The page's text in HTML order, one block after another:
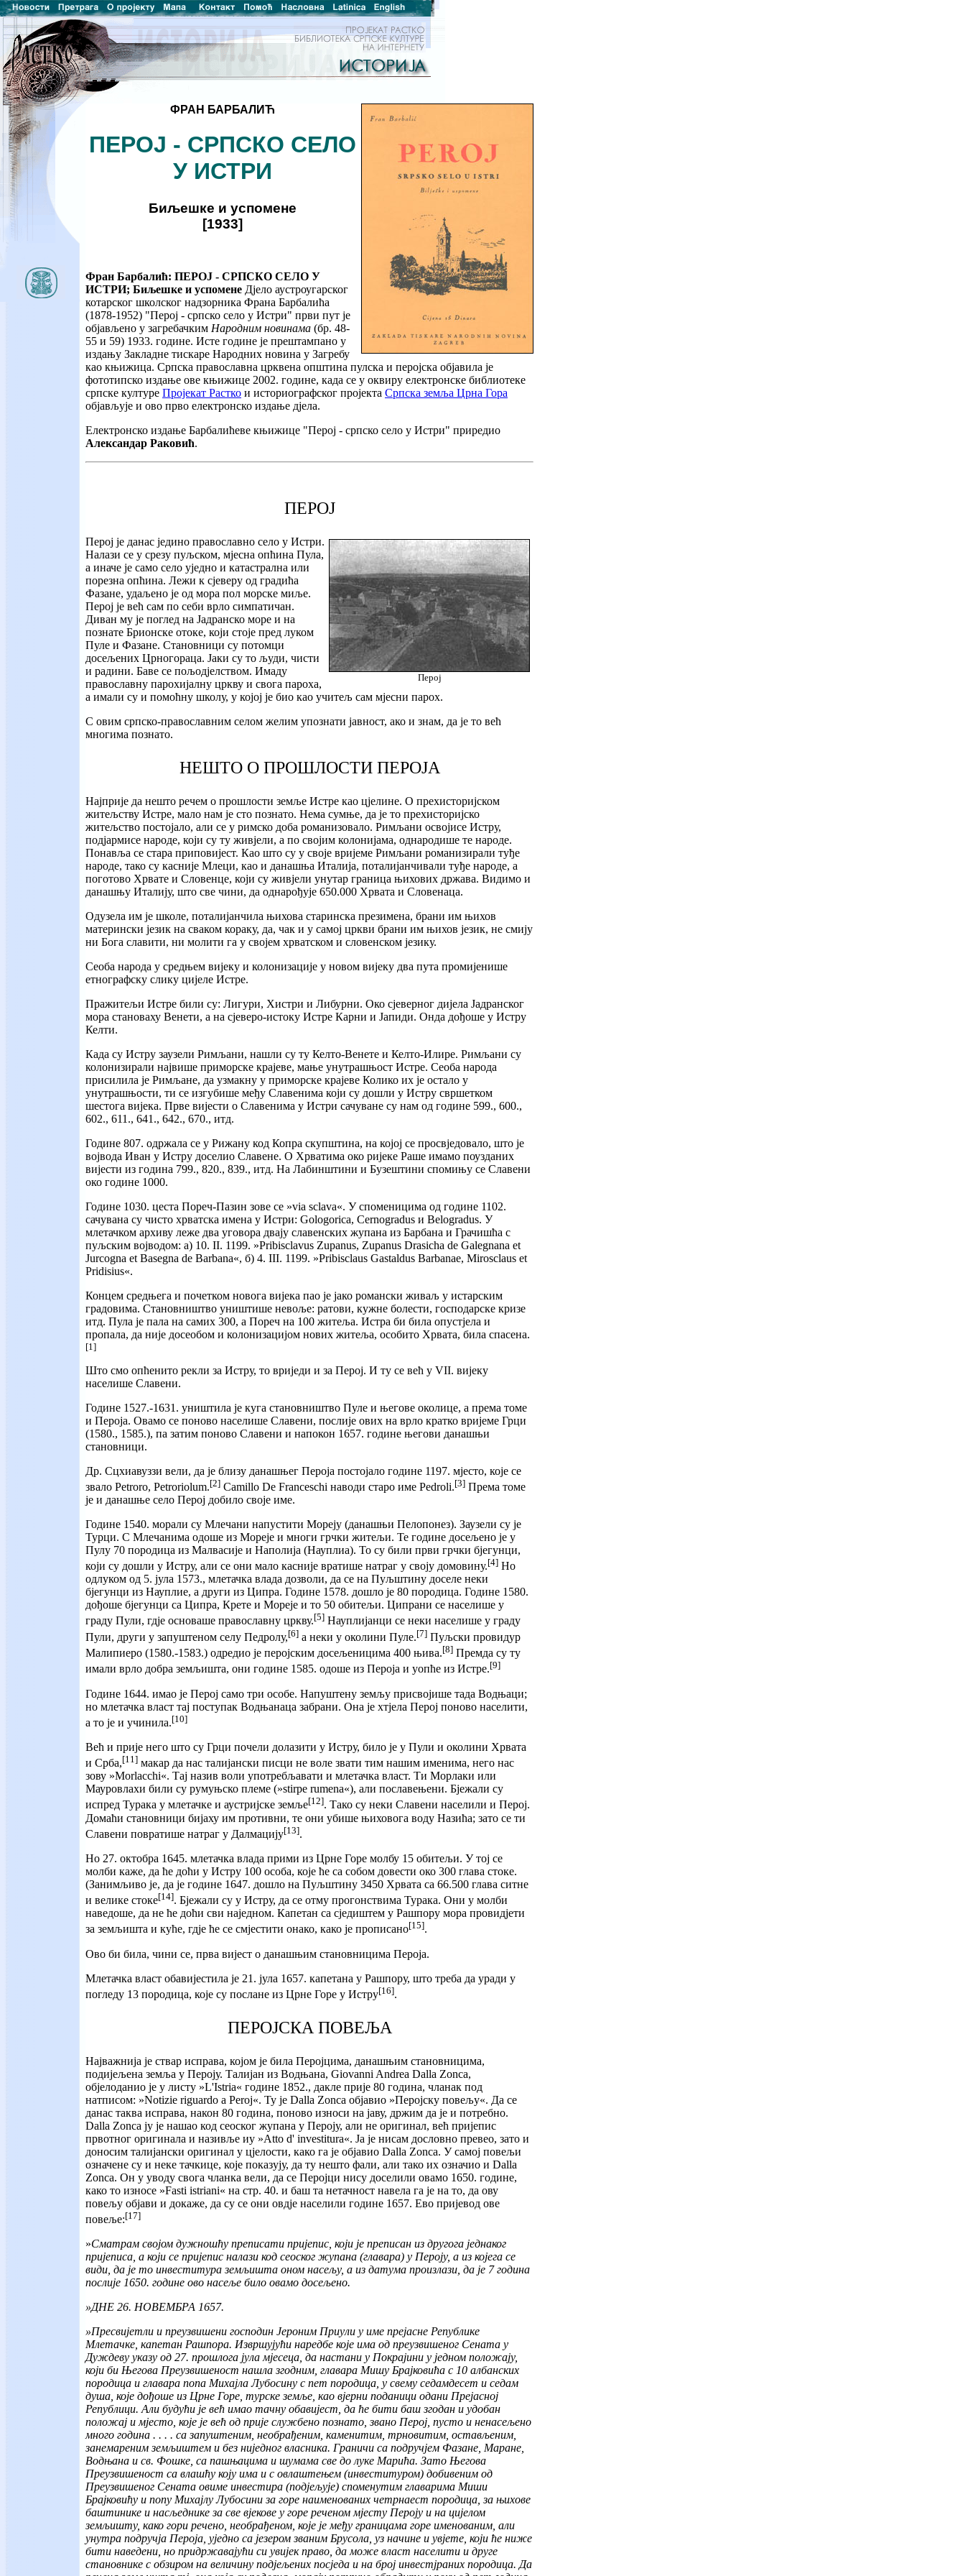
ФРАН БАРБАЛИЋ
ПЕРОЈ - СРПСКО СЕЛО
У ИСТРИ
Биљешке и успомене
[1933]
Фран Барбалић: ПЕРОЈ - СРПСКО СЕЛО У
ИСТРИ; Биљешке и успомене Дјело аустроугарског
котарског школског надзорника Франа Барбалића
(1878-1952) "Перој - српско село у Истри" први пут је
објављено у загребачким Народним новинама (бр. 48-
55 и 59) 1933. године. Исте године је прештампано у
издању Закладне тискаре Народних новина у Загребу
као књижица. Српска православна црквена општина пулска и перојска објавила је
фототипско издање ове књижице 2002. године, када се у оквиру електронске библиотеке
српске културе Пројекат Растко и историографског пројекта Српска земља Црна Гора
објављује и ово прво електронско издање дјела.
Електронско издање Барбалићеве књижице "Перој - српско село у Истри" приредио
Александар Раковић.
ПЕРОЈ
Перој
Перој је данас једино православно село у Истри.
Налази се у срезу пуљском, мјесна опћина Пула,
а иначе је само село уједно и катастрална или
порезна опћина. Лежи к сјеверу од градића
Фазане, удаљено је од мора пол морске миље.
Перој је већ сам по себи врло симпатичан.
Диван му је поглед на Јадранско море и на
познате Брионске отоке, који стоје пред луком
Пуле и Фазане. Становници су потомци
досељених Црногораца. Јаки су то људи, чисти
и радини. Баве се пољодјелством. Имаду
православну парохијалну цркву и свога пароха,
а имали су и помоћну школу, у којој је био као учитељ сам мјесни парох.
С овим српско-православним селом желим упознати јавност, ако и знам, да је то већ
многима познато.
НЕШТО О ПРОШЛОСТИ ПЕРОЈА
Најприје да нешто речем о прошлости земље Истре као цјелине. О прехисторијском
житељству Истре, мало нам је сто познато. Нема сумње, да је то прехисторијско
житељство постојало, али се у римско доба романизовало. Римљани освојисе Истру,
подјармисе народе, који су ту живјели, а по својим колонијама, однародише те народе.
Понавља се стара приповијест. Као што су у своје вријеме Римљани романизирали туђе
народе, тако су касније Млеци, као и данашња Италија, поталијанчивали туђе народе, а
поготово Хрвате и Словенце, који су живјели унутар граница њихових држава. Видимо и
данашњу Италију, што све чини, да однарођује 650.000 Хрвата и Словенаца.
Одузела им је школе, поталијанчила њихова старинска презимена, брани им њихов
матерински језик на сваком кораку, да, чак и у самој цркви брани им њихов језик, не смију
ни Бога славити, ни молити га у својем хрватском и словенском језику.
Сеоба народа у средњем вијеку и колонизације у новом вијеку два пута промијенише
етнографску слику цијеле Истре.
Пражитељи Истре били су: Лигури, Хистри и Либурни. Око сјеверног дијела Јадранског
мора становаху Венети, а на сјеверо-истоку Истре Карни и Јапиди. Онда дођоше у Истру
Келти.
Када су Истру заузели Римљани, нашли су ту Келто-Венете и Келто-Илире. Римљани су
колонизирали највише приморске крајеве, мање унутрашњост Истре. Сеоба народа
присилила је Римљане, да узмакну у приморске крајеве Колико их је остало у
унутрашњости, ти се изгубише међу Славенима који су дошли у Истру свршетком
шестога вијека. Прве вијести о Славенима у Истри сачуване су нам од године 599., 600.,
602., 611., 641., 642., 670., итд.
Године 807. одржала се у Рижану код Копра скупштина, на којој се просвједовало, што је
војвода Иван у Истру доселио Славене. О Хрватима око ријеке Раше имамо поузданих
вијести из година 799., 820., 839., итд. На Лабинштини и Бузештини спомињу се Славени
око године 1000.
Године 1030. цеста Пореч-Пазин зове се »via sclava«. У споменицима од године 1102.
сачувана су чисто хрватска имена у Истри: Gologorica, Cernogradus и Belogradus. У
млетачком архиву леже два уговора двају славенских жупана из Барбана и Грачишћа с
пуљским војводом: а) 10. II. 1199. »Pribisclavus Zupanus, Zupanus Drasicha de Galegnana et
Jurcogna et Basegna de Barbana«, б) 4. III. 1199. »Pribisclaus Gastaldus Barbanae, Mirosclaus et
Pridisius«.
Концем средњега и почетком новога вијека пао је јако романски живаљ у истарским
градовима. Становништво уништише невоље: ратови, кужне болести, господарске кризе
итд. Пула је пала на самих 300, а Пореч на 100 житеља. Истра би била опустјела и
пропала, да није досеобом и колонизацијом нових житеља, особито Хрвата, била спасена.
[1]
Што смо опћенито рекли за Истру, то вриједи и за Перој. И ту се већ у VII. вијеку
населише Славени.
Године 1527.-1631. уништила је куга становништво Пуле и његове околице, а према томе
и Пероја. Овамо се поново населише Славени, послије ових на врло кратко вријеме Грци
(1580., 1585.), па затим поново Славени и напокон 1657. године његови данашњи
становници.
Др. Сцхиавуззи вели, да је близу данашњег Пероја постојало године 1197. мјесто, које се
звало Petroro, Petroriolum.[2] Camillo De Franceschi наводи старо име Pedroli.[3] Према томе
је и данашње село Перој добило своје име.
Године 1540. морали су Млечани напустити Мореју (данашњи Пелопонез). Заузели су је
Турци. С Млечанима одоше из Мореје и многи грчки житељи. Те године досељено је у
Пулу 70 породица из Малвасије и Наполија (Науплиа). То су били први грчки бјегунци,
који су дошли у Истру, али се они мало касније вратише натраг у своју домовину.[4] Но
одлуком од 5. јула 1573., млетачка влада дозволи, да се на Пуљштину доселе неки
бјегунци из Науплие, а други из Ципра. Године 1578. дошло је 80 породица. Године 1580.
дођоше бјегунци са Ципра, Крете и Мореје и то 50 обитељи. Ципрани се населише у
граду Пули, гдје основаше православну цркву.[5] Науплијанци се неки населише у граду
Пули, други у запуштеном селу Педролу,[6] а неки у околини Пуле.[7] Пуљски провидур
Малипиеро (1580.-1583.) одредио је перојским досељеницима 400 њива.[8] Премда су ту
имали врло добра земљишта, они године 1585. одоше из Пероја и уопће из Истре.[9]
Године 1644. имао је Перој само три особе. Напуштену земљу присвојише тада Водњаци;
но млетачка власт тај поступак Водњанаца забрани. Она је хтјела Перој поново населити,
а то је и учинила.[10]
Већ и прије него што су Грци почели долазити у Истру, било је у Пули и околини Хрвата
и Срба,[11] макар да нас талијански писци не воле звати тим нашим именима, него нас
зову »Morlacchi«. Тај назив воли употребљавати и млетачка власт. Ти Морлаки или
Мауровлахи били су румуњско племе (»stirpe rumena«), али пославењени. Бјежали су
испред Турака у млетачке и аустријске земље[12]. Тако су неки Славени населили и Перој.
Домаћи становници бијаху им противни, те они убише њиховога воду Назића; зато се ти
Славени повратише натраг у Далмацију[13].
Но 27. октобра 1645. млетачка влада прими из Црне Горе молбу 15 обитељи. У тој се
молби каже, да ће доћи у Истру 100 особа, које ће са собом довести око 300 глава стоке.
(Занимљиво је, да је године 1647. дошло на Пуљштину 3450 Хрвата са 66.500 глава ситне
и велике стоке[14]. Бјежали су у Истру, да се отму прогонствима Турака. Они у молби
наведоше, да не ће доћи сви наједном. Капетан са сједиштем у Рашпору мора провидјети
за земљишта и куће, гдје ће се смјестити онако, како је прописано[15].
Ово би била, чини се, прва вијест о данашњим становницима Пероја.
Млетачка власт обавијестила је 21. јула 1657. капетана у Рашпору, што треба да уради у
погледу 13 породица, које су послане из Црне Горе у Истру[16].
ПЕРОЈСКА ПОВЕЉА
Најважнија је ствар исправа, којом је била Перојцима, данашњим становницима,
подијељена земља у Пероју. Талијан из Водњана, Giovanni Andrea Dalla Zonca,
објелоданио је у листу »L'Istria« године 1852., дакле прије 80 година, чланак под
натписом: »Notizie riguardo a Peroj«. Ту је Dalla Zonca објавио »Перојску повељу«. Да се
данас таква исправа, након 80 година, поново износи на јаву, држим да је и потребно.
Dalla Zonca ју је нашао код сеоског жупана у Пероју, али не оригинал, већ пријепис
првотног оригинала и називље иу »Atto d' investitura«. Ја је нисам дословно превео, зато и
доносим талијански оригинал у цјелости, како га је објавио Dalla Zonca. У самој повељи
означене су и неке тачкице, које показују, да ту нешто фали, али тако их означио и Dalla
Zonca. Он у уводу свога чланка вели, да се Перојци нису доселили овамо 1650. године,
како то износе »Fasti istriani« на стр. 40. и баш та нетачност навела га је на то, да ову
повељу објави и докаже, да су се они овдје населили године 1657. Ево пријевод ове
повеље:[17]
»Сматрам својом дужношћу преписати пријепис, који је преписан из другога једнаког
пријеписа, а који се пријепис налази код сеоског жупана (главара) у Пероју, а из којега се
види, да је то инвеститура земљишта оном насељу, а из датума произлази, да је 7 година
послије 1650. године ово насеље било овамо досељено.
»ДНЕ 26. НОВЕМБРА 1657.
»Пресвијетли и преузвишени господин Јероним Приули у име прејасне Републике
Млетачке, капетан Рашпора. Извршујући наредбе које има од преузвишеног Сената у
Дуждеву указу од 27. прошлога јула мјесеца, да настани у Покрајини у једном положају,
који би Његова Преузвишеност нашла згодним, главара Мишу Брајковића с 10 албанских
породица и главара попа Михајла Лубосину с пет породица, у свему седамдесет и седам
душа, које дођоше из Црне Горе, турске земље, као вјерни поданици одани Прејасној
Републици. Али будући је већ имао тачну обавијест, да ће бити баш згодан и удобан
положај и мјесто, које је већ од прије службено познато, звано Перој, пусто и ненасељено
много година . . . . са запуштеним, необрађеним, каменитим, трновитим, остављеним,
занемареним земљиштем и без ниједног власника. Граничи са подручјем Фазане, Маране,
Водњана и св. Фошке, са пашњацима и шумама све до луке Марића. Зато Његова
Преузвишеност са влашћу коју има и с овлаштењем (инвеституром) добивеним од
Преузвишеног Сената овиме инвестира (подјељује) споменутим главарима Миши
Брајковићу и попу Михајлу Лубосини за горе наименованих четрнаест породица, за њихове
баштинике и насљеднике за све вјекове у горе реченом мјесту Пероју и на цијелом
земљишту, како гори речено, необрађеном, које је међу границама горе именованим, али
унутра подручја Пероја, уједно са језером званим Брусола, уз начине и увјете, који ће ниже
бити наведени, но придржавајући си увијек право, да може власт населити и друге
становнике с обзиром на величину подјељених посједа и на број инвестјраних породица. Да